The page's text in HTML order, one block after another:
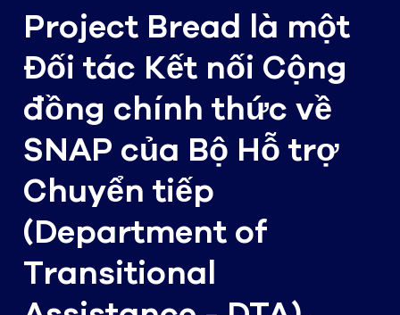
Project Bread là một
Đối tác Kết nối Cộng
đồng chính thức về
SNAP của Bộ Hỗ trợ
Chuyển tiếp
(Department of
Transitional